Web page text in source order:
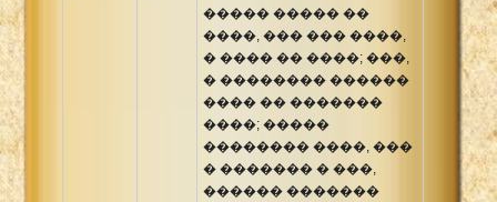
����� ����� ��
����, ��� ��� ����,
� ���� �� ����; ���,
� �������� ������
���� �� �������
����; �����
�������� ����, ���
� ������� � ���,
������ �������